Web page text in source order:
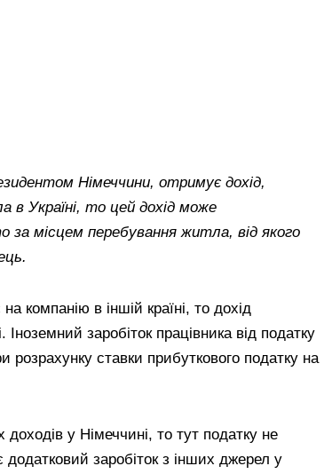
Німеччини, отримує дохід,
в Україні, то цей дохід може
за місцем перебування житла, від якого
компанію в іншій країні, то дохід
заробіток працівника від податку
розрахунку ставки прибуткового податку на
у Німеччині, то тут податку не
заробіток з інших джерел у